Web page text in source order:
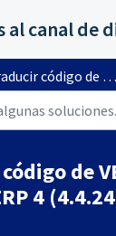
principal
código de VBScript a C# (de AHORA ERP 4 (4.4.240...
de
4